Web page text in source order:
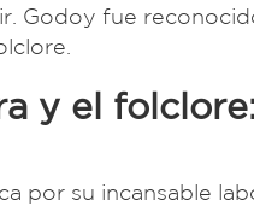
Godoy fue
y el
por su incansable